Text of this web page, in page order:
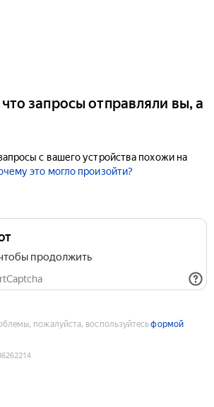
запросы отправляли вы, а
с вашего устройства похожи на
это могло произойти?
продолжить
пожалуйста, воспользуйтесьформой